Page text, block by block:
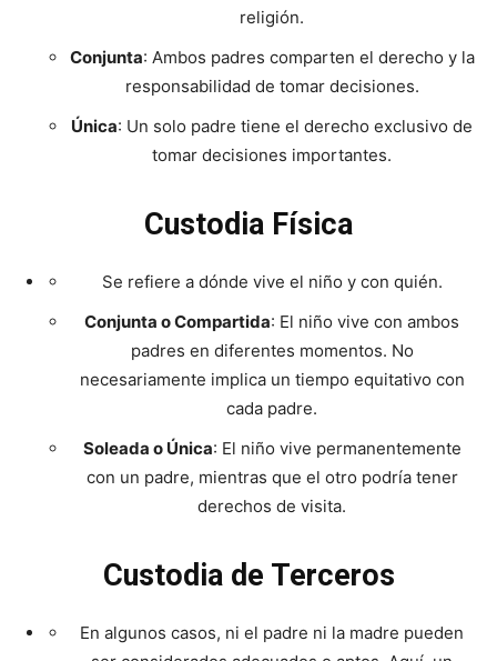
religión.
Conjunta: Ambos padres comparten el derecho y la
responsabilidad de tomar decisiones.
Única: Un solo padre tiene el derecho exclusivo de
tomar decisiones importantes.
Custodia Física
Se refiere a dónde vive el niño y con quién.
Conjunta o Compartida: El niño vive con ambos
padres en diferentes momentos. No
necesariamente implica un tiempo equitativo con
cada padre.
Soleada o Única: El niño vive permanentemente
con un padre, mientras que el otro podría tener
derechos de visita.
Custodia de Terceros
En algunos casos, ni el padre ni la madre pueden